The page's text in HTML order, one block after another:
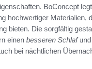
BoConcept
hochwertiger Materialien,
bieten. Die sorgfältig
einen besseren Schlafund
bei nächtlichen